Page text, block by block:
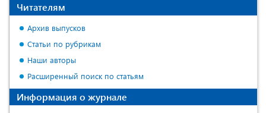
Читателям
Архив выпусков
Статьи по рубрикам
Наши авторы
Расширенный поиск по статьям
Информация о журнале